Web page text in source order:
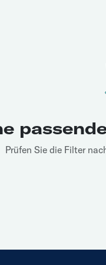
Prüfen Sie die Filter